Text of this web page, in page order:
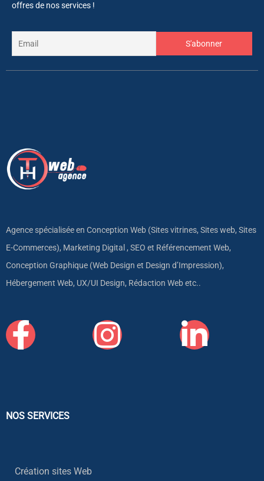
offres de nos services !
Agence spécialisée en Conception Web (Sites vitrines, Sites web, Sites
E-Commerces), Marketing Digital , SEO et Référencement Web,
Conception Graphique (Web Design et Design d’Impression),
Hébergement Web, UX/UI Design, Rédaction Web etc..
NOS SERVICES
Création sites Web